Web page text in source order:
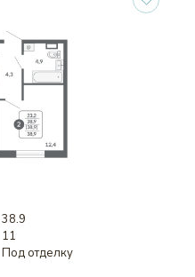
по возрастанию
по убыванию
38.9
11
Под отделку